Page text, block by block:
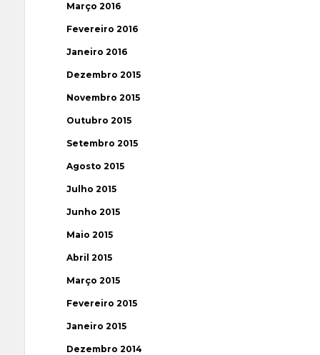
Março 2016
Fevereiro 2016
Janeiro 2016
Dezembro 2015
Novembro 2015
Outubro 2015
Setembro 2015
Agosto 2015
Julho 2015
Junho 2015
Maio 2015
Abril 2015
Março 2015
Fevereiro 2015
Janeiro 2015
Dezembro 2014